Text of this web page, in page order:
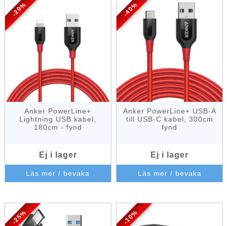
-29%
Anker PowerLine+
Lightning USB kabel,
180cm - fynd
Ej i lager
Läs mer / bevaka
-40%
Anker PowerLine+ USB-A
till USB-C kabel, 300cm
fynd
Ej i lager
Läs mer / bevaka
-25% -10%